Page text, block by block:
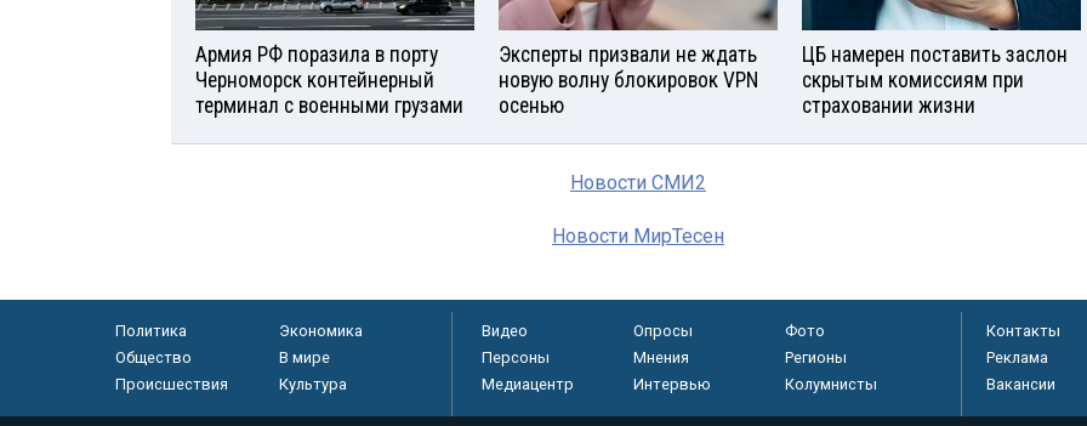
Армия РФ поразила в порту
Черноморск контейнерный
терминал с военными грузами
Эксперты призвали не ждать
новую волну блокировок VPN
осенью
ЦБ намерен поставить заслон
скрытым комиссиям при
страховании жизни
Новости СМИ2
Новости МирТесен
Политика
Экономика
Общество
В мире
Происшествия
Культура
Видео Опросы
Фото
Персоны
Мнения
Регионы
Медиацентр
Интервью Колумнисты
Контакты
Реклама
Вакансии